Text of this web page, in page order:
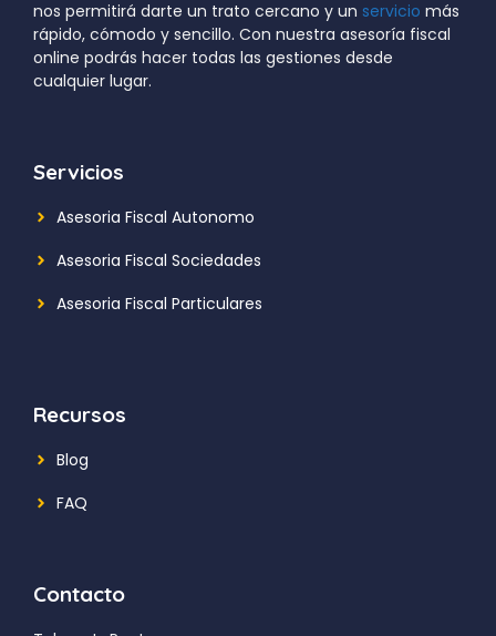
nos permitirá darte un trato cercano y un servicio más
rápido, cómodo y sencillo. Con nuestra asesoría fiscal
online podrás hacer todas las gestiones desde
cualquier lugar.
Servicios
Asesoria Fiscal Autonomo
Asesoria Fiscal Sociedades
Asesoria Fiscal Particulares
Recursos
Blog
FAQ
Contacto